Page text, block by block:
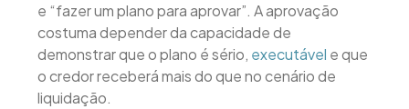
e “fazer um plano para aprovar”. A aprovação
costuma depender da capacidade de
demonstrar que o plano é sério, executável e que
o credor receberá mais do que no cenário de
liquidação.